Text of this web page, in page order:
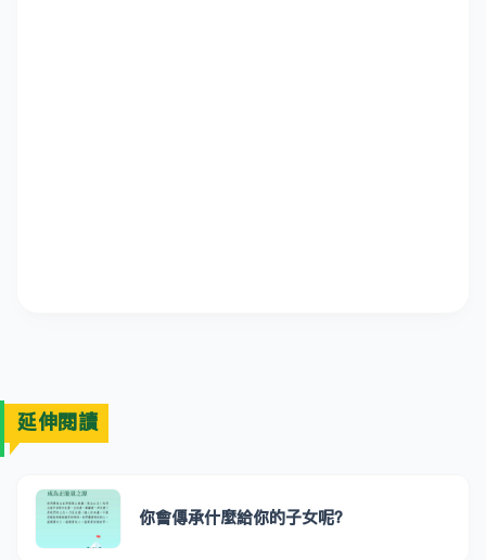
延伸閱讀
你會傳承什麼給你的子女呢？